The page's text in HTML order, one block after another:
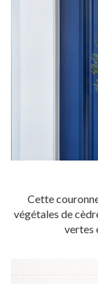
Cette
végétales de
vertes